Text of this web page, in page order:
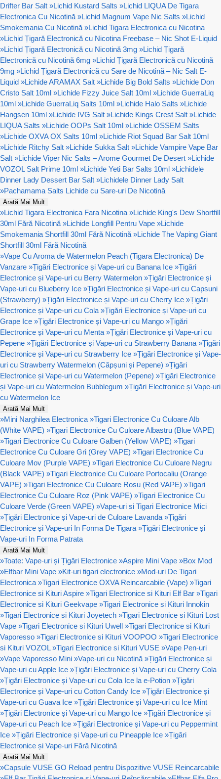
Drifter Bar Salt »Lichid Kustard Salts »Lichid LIQUA De Tigara
Electronica Cu Nicotină »Lichid Magnum Vape Nic Salts »Lichid
Smokemania Cu Nicotină »Lichid Tigara Electronica cu Nicotina
»Lichid Țigară Electronică cu Nicotina Freebase – Nic Shot E-Liquid
»Lichid Țigară Electronică cu Nicotină 3mg »Lichid Țigară
Electronică cu Nicotină 6mg »Lichid Țigară Electronică cu Nicotină
9mg »Lichid Țigară Electronică cu Sare de Nicotină – Nic Salt E-
Liquid »Lichide ARAMAX Salt »Lichide Big Bold Salts »Lichide Don
Cristo Salt 10ml »Lichide Fizzy Juice Salt 10ml »Lichide GuerraLiq
10ml »Lichide GuerraLiq Salts 10ml »Lichide Halo Salts »Lichide
Hangsen 10ml »Lichide IVG Salt »Lichide Kings Crest Salt »Lichide
LIQUA Salts »Lichide OOPs Salt 10ml »Lichide OSSEM Salts
»Lichide OXVA OX Salts 10ml »Lichide Riot Squad Bar Salt 10ml
»Lichide Ritchy Salt »Lichide Sukka Salt »Lichide Vampire Vape Bar
Salt »Lichide Viper Nic Salts – Arome Gourmet De Desert »Lichide
VOZOL Salt Prime 10ml »Lichide Yeti Bar Salts 10ml »Lichidele
Dinner Lady Dessert Bar Salt »Lichidele Dinner Lady Salt
»Pachamama Salts Lichide cu Sare-uri De Nicotină
Arată Mai Mult
»Lichid Tigara Electronica Fara Nicotina »Lichide King's Dew Shortfill
30ml Fără Nicotină »Lichide Longfill Pentru Vape »Lichide
Smokemania Shortfill 30ml Fără Nicotină »Lichide The Vaping Giant
Shortfill 30ml Fără Nicotină
»Vape Cu Aroma de Watermelon Peach (Tigara Electronica) De
Vanzare »Țigări Electronice și Vape-uri cu Banana Ice »Țigări
Electronice și Vape-uri cu Berry Watermelon »Țigări Electronice și
Vape-uri cu Blueberry Ice »Țigări Electronice și Vape-uri cu Capsuni
(Strawberry) »Țigări Electronice și Vape-uri cu Cherry Ice »Țigări
Electronice și Vape-uri cu Cola »Țigări Electronice și Vape-uri cu
Grape Ice »Țigări Electronice și Vape-uri cu Mango »Țigări
Electronice și Vape-uri cu Menta »Țigări Electronice și Vape-uri cu
Pepene »Țigări Electronice și Vape-uri cu Strawberry Banana »Țigări
Electronice și Vape-uri cu Strawberry Ice »Țigări Electronice și Vape-
uri cu Strawberry Watermelon (Căpșuni și Pepene) »Țigări
Electronice și Vape-uri cu Watermelon (Pepene) »Țigări Electronice
și Vape-uri cu Watermelon Bubblegum »Țigări Electronice și Vape-uri
cu Watermelon Ice
Arată Mai Mult
»Mini Narghilea Electronica »Tigari Electronice Cu Culoare Alb
(White VAPE) »Tigari Electronice Cu Culoare Albastru (Blue VAPE)
»Tigari Electronice Cu Culoare Galben (Yellow VAPE) »Tigari
Electronice Cu Culoare Gri (Grey VAPE) »Tigari Electronice Cu
Culoare Mov (Purple VAPE) »Tigari Electronice Cu Culoare Negru
(Black VAPE) »Tigari Electronice Cu Culoare Portocaliu (Orange
VAPE) »Tigari Electronice Cu Culoare Rosu (Red VAPE) »Tigari
Electronice Cu Culoare Roz (Pink VAPE) »Tigari Electronice Cu
Culoare Verde (Green VAPE) »Vape-uri si Tigari Electronice Mici
»Țigări Electronice și Vape-uri de Culoare Lavanda »Țigări
Electronice și Vape-uri In Forma De Tigara »Țigări Electronice și
Vape-uri In Forma Patrata
Arată Mai Mult
»Toate: Vape-uri și Țigări Electronice »Aspire Mini Vape »Box Mod
»Elfbar Mini Vape »Kit-uri tigari electronice »Mod-uri De Tigari
Electronica »Tigari Electronice OXVA Reincarcabile (Vape) »Tigari
Electronice si Kituri Aspire »Tigari Electronice si Kituri Elf Bar »Tigari
Electronice si Kituri Geekvape »Tigari Electronice si Kituri Innokin
»Tigari Electronice si Kituri Joyetech »Tigari Electronice si Kituri Lost
Vape »Tigari Electronice si Kituri Uwell »Tigari Electronice si Kituri
Vaporesso »Tigari Electronice si Kituri VOOPOO »Tigari Electronice
si Kituri VOZOL »Tigari Electronice si Kituri VUSE »Vape Pen-uri
»Vape Vaporesso Mini »Vape-uri cu Nicotină »Țigări Electronice și
Vape-uri cu Apple Ice »Țigări Electronice și Vape-uri cu Cherry Cola
»Țigări Electronice și Vape-uri cu Cola Ice la e-Potion »Țigări
Electronice și Vape-uri cu Cotton Candy Ice »Țigări Electronice și
Vape-uri cu Guava Ice »Țigări Electronice și Vape-uri cu Ice Mint
»Țigări Electronice și Vape-uri cu Mango Ice »Țigări Electronice și
Vape-uri cu Peach Ice »Țigări Electronice și Vape-uri cu Peppermint
Ice »Țigări Electronice și Vape-uri cu Pineapple Ice »Țigări
Electronice și Vape-uri Fără Nicotină
Arată Mai Mult
»Capsule VUSE GO Reload pentru Dispozitive VUSE Reincarcabile